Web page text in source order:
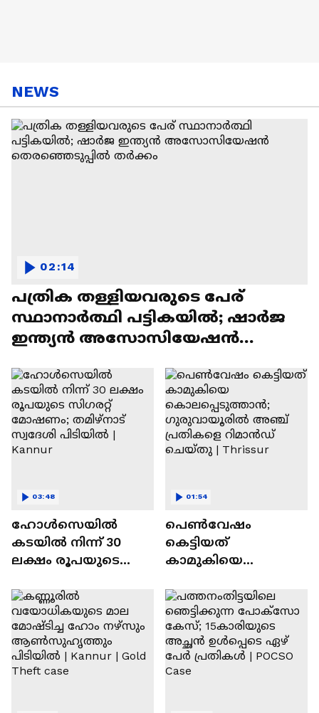
NEWS
പത്രിക തള്ളിയവരുടെ പേര്
സ്ഥാനാര്‍ത്ഥി പട്ടികയിൽ; ഷാര്‍ജ
ഇന്ത്യൻ അസോസിയേഷൻ
02:14
ഹോൾസെയിൽ
കടയിൽ നിന്ന് 30
ലക്ഷം രൂപയുടെ
തമിഴ്നാട് സ്വദേശി
പിടിയിൽ | Kannur
03:48
പെൺവേഷം
കെട്ടിയത്
കാമുകിയെ
ഗുരുവായൂരിൽ
അഞ്ച് പ്രതികളെ
റിമാൻഡ് ചെയ്തു |
Thrissur
01:54